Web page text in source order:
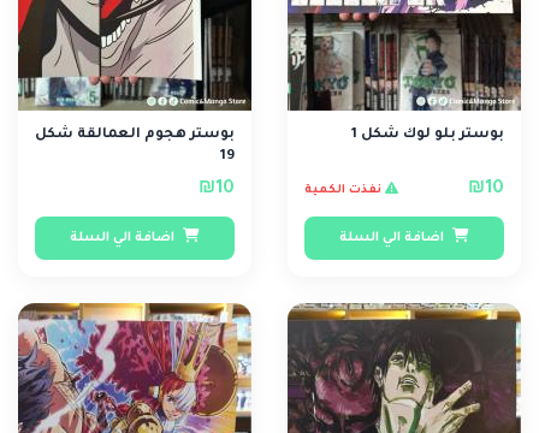
بوستر بلو لوك شكل 1
₪10 نفذت الكمية
اضافة الي السلة
بوستر هجوم العمالقة شكل
19
₪10
اضافة الي السلة